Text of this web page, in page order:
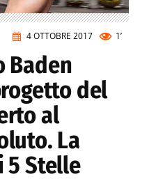
4 OTTOBRE 2017 1’
Baden
del
al
La
5 Stelle